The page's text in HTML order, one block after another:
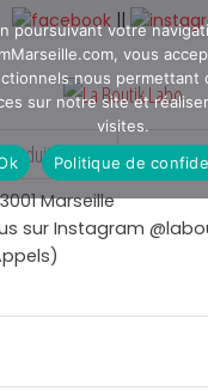
||
Labo
La
de
Marseille
sur Instagram
poursuivant votre
vous
nous permettant
sur notre site et
visites.
Politique de